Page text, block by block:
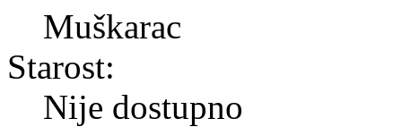
Muškarac
Starost:
Nije dostupno